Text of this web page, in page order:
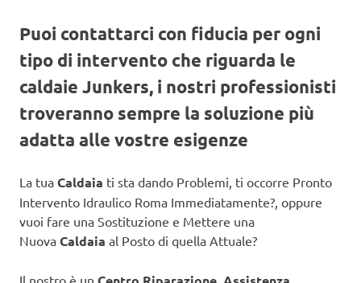
Puoi contattarci con fiducia per ogni
tipo di intervento che riguarda le
caldaie Junkers, i nostri professionisti
troveranno sempre la soluzione più
adatta alle vostre esigenze
La tua Caldaia ti sta dando Problemi, ti occorre Pronto
Intervento Idraulico Roma Immediatamente?, oppure
vuoi fare una Sostituzione e Mettere una
Nuova Caldaia al Posto di quella Attuale?
Il nostro è un